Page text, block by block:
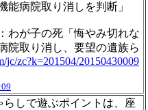
能病院取り消しを判断」
わが子の死「悔やみ切れな
院取り消し、要望の遺族ら
jc/zc?k=201504/20150430009
らしで遊ぶポイントは、座